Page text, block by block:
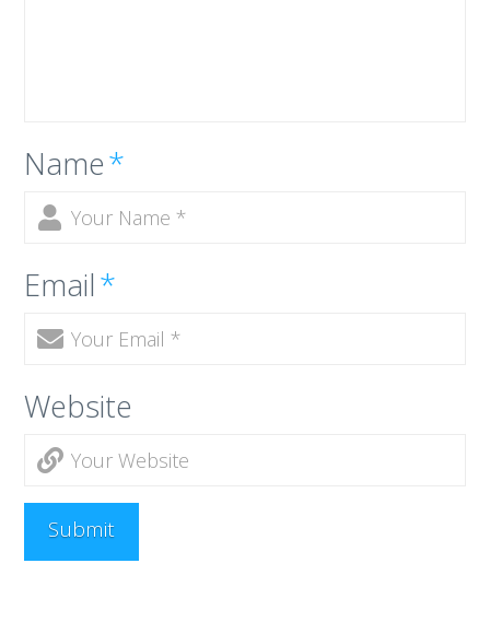
Name*
Email*
Website